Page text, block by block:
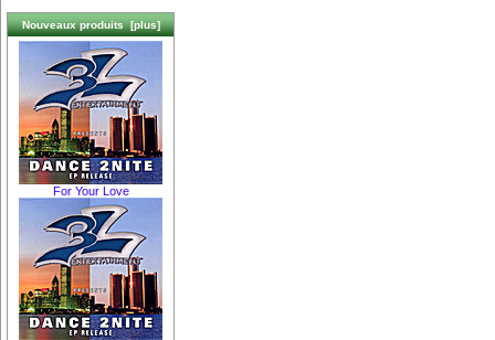
Nouveaux produits [plus]
For Your Love